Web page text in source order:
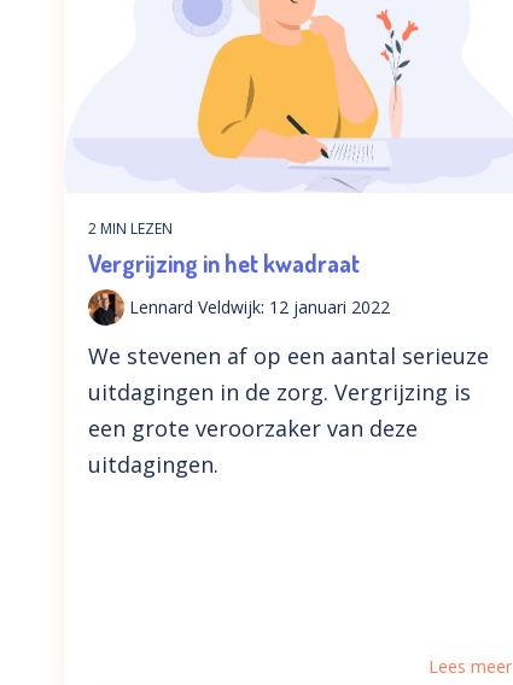
2 MIN LEZEN
Vergrijzing in het kwadraat
Lennard Veldwijk: 12 januari 2022
We stevenen af op een aantal serieuze
uitdagingen in de zorg. Vergrijzing is
een grote veroorzaker van deze
uitdagingen.
Lees meer